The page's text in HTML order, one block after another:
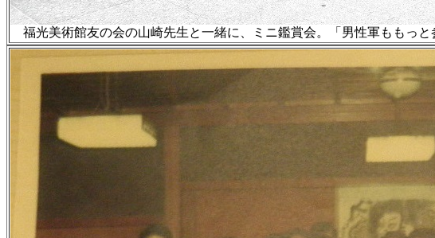
福光美術館友の会の山崎先生と一緒に、ミニ鑑賞会。「男性軍ももっと